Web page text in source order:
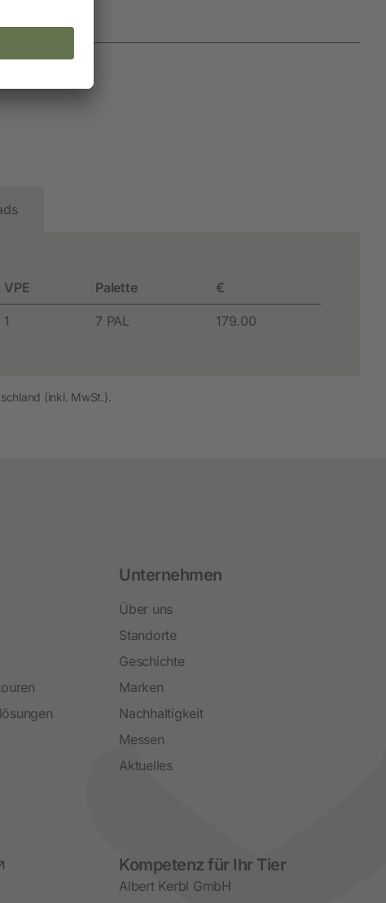
VPE Palette €
1 7 PAL 179.00
(inkl. MwSt.).
Unternehmen
Über uns
Standorte
Geschichte
Marken
Nachhaltigkeit
Messen
Aktuelles
Social Media
Kompetenz für Ihr Tier
Albert Kerbl GmbH